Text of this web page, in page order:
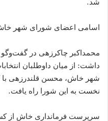
اسامی اعضای شورای شهر
محمداکبر چاکرزهی در گفت‌وگو
داشت: از میان داوطلبان
نخست به این شورا راه یافت.